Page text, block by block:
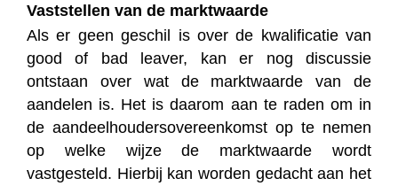
Vaststellen van de marktwaarde
Als er geen geschil is over de kwalificatie van
good of bad leaver, kan er nog discussie
ontstaan over wat de marktwaarde van de
aandelen is. Het is daarom aan te raden om in
de aandeelhoudersovereenkomst op te nemen
op welke wijze de marktwaarde wordt
vastgesteld. Hierbij kan worden gedacht aan het